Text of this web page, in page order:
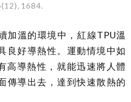
1684.
加溫的環境中，紅線TPU溫
良好導熱性。運動情境中如
高導熱性，就能迅速將人體
傳導出去，達到快速散熱的